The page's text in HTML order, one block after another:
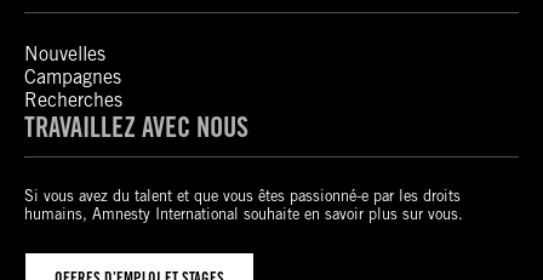
Nouvelles
Campagnes
Recherches
TRAVAILLEZ AVEC NOUS
Si vous avez du talent et que vous êtes passionné-e par les droits
humains, Amnesty International souhaite en savoir plus sur vous.